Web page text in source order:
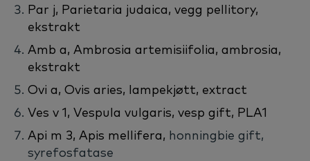
Par j, Parietaria judaica, vegg pellitory,
ekstrakt
Amb a, Ambrosia artemisiifolia, ambrosia,
ekstrakt
Ovi a, Ovis aries, lampekjøtt, extract
Ves v 1, Vespula vulgaris, vesp gift, PLA1
Api m 3, Apis mellifera, honningbie gift,
syrefosfatase